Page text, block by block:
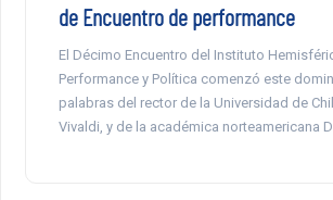
de Encuentro de performance
El Décimo Encuentro del Instituto
Performance y Política comenzó este
palabras del rector de la Universidad de
Vivaldi, y de la académica norteamericana